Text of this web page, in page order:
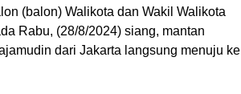
(balon) Walikota dan Wakil Walikota
Rabu, (28/8/2024) siang, mantan
dari Jakarta langsung menuju ke